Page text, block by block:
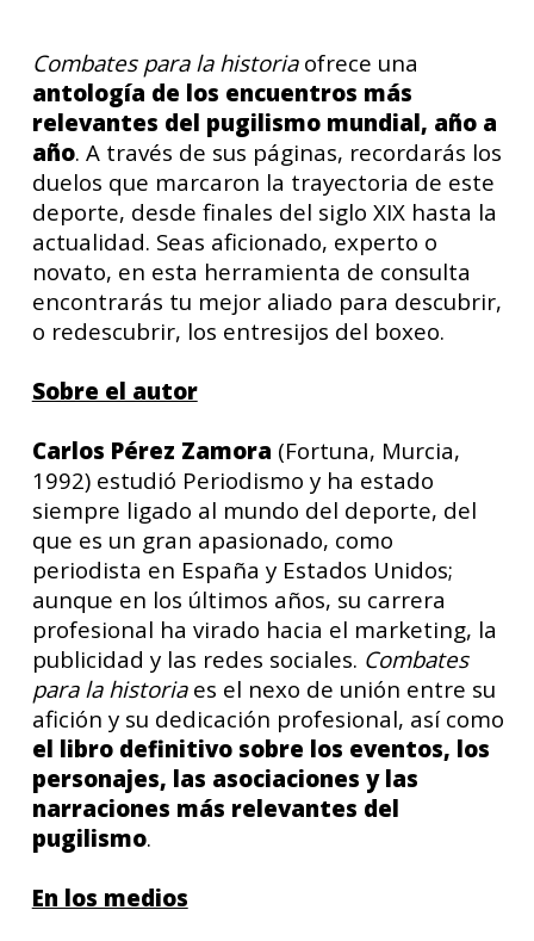
Combates para la historiaofrece una
antología de los encuentros más
relevantes del pugilismo mundial, año a
año. A través de sus páginas, recordarás los
duelos que marcaron la trayectoria de este
deporte, desde finales del siglo XIX hasta la
actualidad. Seas aficionado, experto o
novato, en esta herramienta de consulta
encontrarás tu mejor aliado para descubrir,
o redescubrir, los entresijos del boxeo.
Sobre el autor
Carlos Pérez Zamora (Fortuna, Murcia,
1992) estudió Periodismo y ha estado
siempre ligado al mundo del deporte, del
que es un gran apasionado, como
periodista en España y Estados Unidos;
aunque en los últimos años, su carrera
profesional ha virado hacia el marketing, la
publicidad y las redes sociales. Combates
para la historia es el nexo de unión entre su
afición y su dedicación profesional, así como
el libro definitivo sobre los eventos, los
personajes, las asociaciones y las
narraciones más relevantes del
pugilismo.
En los medios